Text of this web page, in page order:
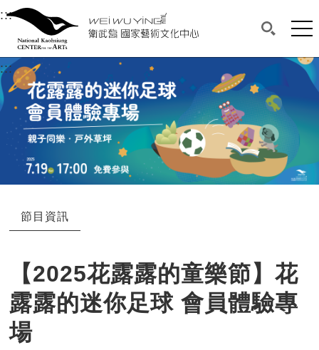
衛武營國家藝術文化中心
中央內容區塊，為本頁主要內容區。
:::選單連結區塊，此區塊列有本網站主要連結。
衛武營國家藝術文化中心
搜尋(開
網
:::中央內容區塊，為本頁主要內容區。
節目資訊
【2025花露露的童樂節】花
露露的迷你足球 會員體驗專
場